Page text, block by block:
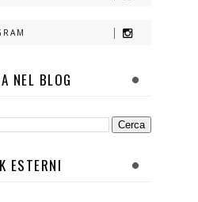
NEL BLOG
ESTERNI